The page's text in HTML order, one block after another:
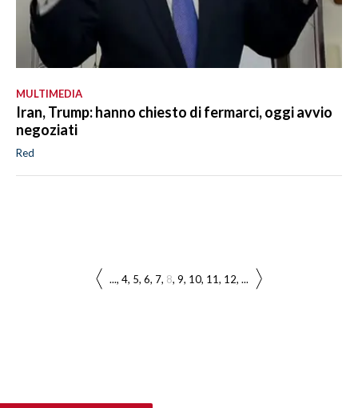
MULTIMEDIA
Iran, Trump: hanno chiesto di fermarci, oggi avvio
negoziati
Red
... 4 5 6 7 8 9 10 11 12 ...